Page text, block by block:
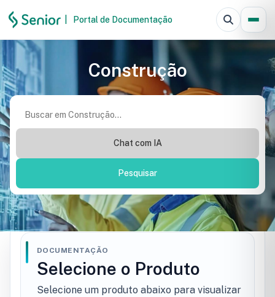
Portal de Documentação
Construção
Chat com IA
Pesquisar
DOCUMENTAÇÃO
Selecione o Produto
Selecione um produto abaixo para visualizar